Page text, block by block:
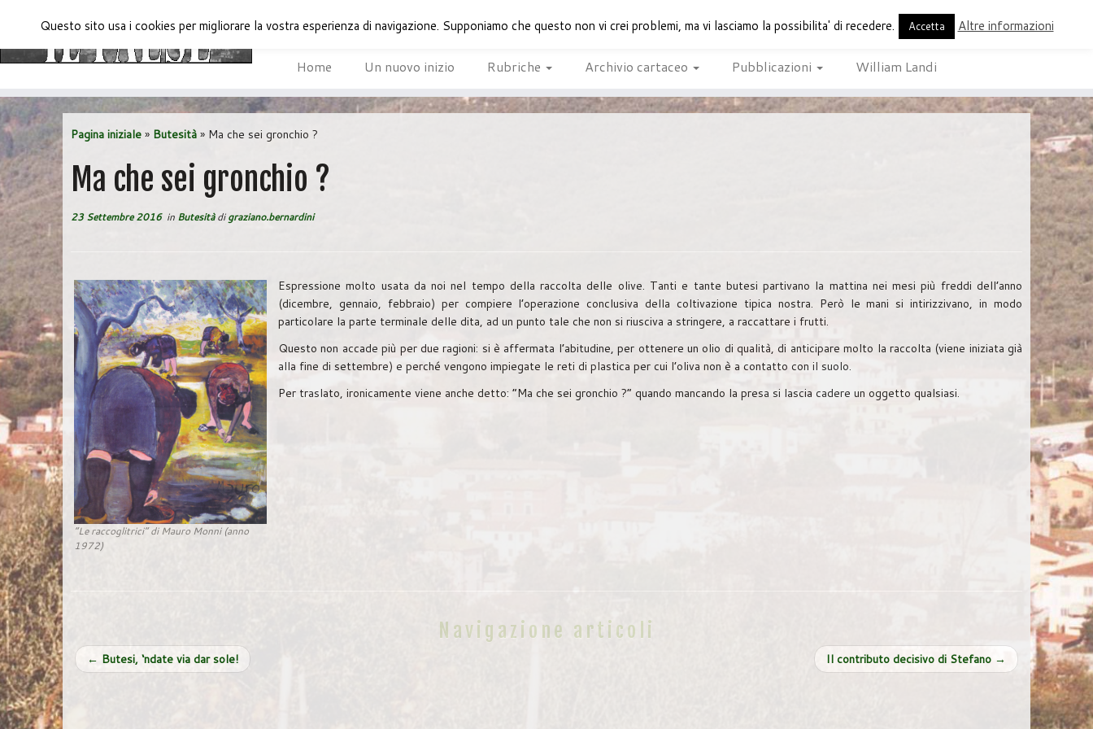
Passa
al
contenuto
periodico di Buti
Home Un nuovo inizio Rubriche Archivio cartaceo Pubblicazioni William Landi
Pagina iniziale » Butesità » Ma che sei gronchio ?
Ma che sei gronchio ?
23 Settembre 2016in Butesitàdigraziano.bernardini
“Le raccoglitrici” di Mauro Monni (anno
1972)
Espressione molto usata da noi nel tempo della raccolta delle olive. Tanti e tante butesi partivano la mattina nei mesi più freddi dell’anno
(dicembre, gennaio, febbraio) per compiere l’operazione conclusiva della coltivazione tipica nostra. Però le mani si intirizzivano, in modo
particolare la parte terminale delle dita, ad un punto tale che non si riusciva a stringere, a raccattare i frutti.
Questo non accade più per due ragioni: si è affermata l’abitudine, per ottenere un olio di qualità, di anticipare molto la raccolta (viene iniziata già
alla fine di settembre) e perché vengono impiegate le reti di plastica per cui l’oliva non è a contatto con il suolo.
Per traslato, ironicamente viene anche detto: “Ma che sei gronchio ?” quando mancando la presa si lascia cadere un oggetto qualsiasi.
Navigazione articoli
← Butesi, ‘ndate via dar sole! Il contributo decisivo di Stefano →
Questo sito usa i cookies per migliorare la vostra esperienza di navigazione. Supponiamo che questo non vi crei problemi, ma vi lasciamo la possibilita' di recedere. Accetta Altre informazioni